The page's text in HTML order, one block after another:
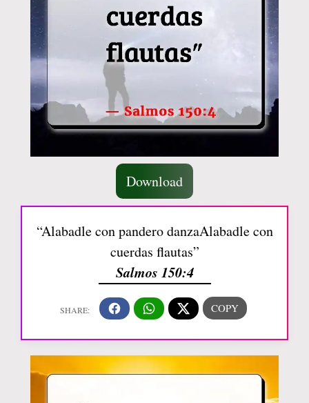
Download
“Alabadle con pandero danzaAlabadle con
cuerdas flautas”
Salmos 150:4